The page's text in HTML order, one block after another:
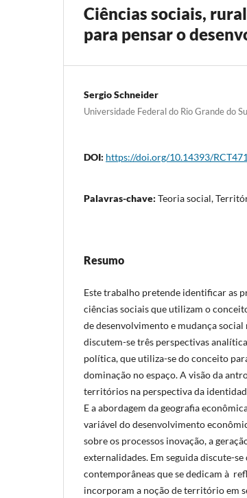
Ciências sociais,
para pensar o
Sergio Schneider
Universidade Federal do Rio Grande do
DOI: https://doi.org/10.14393/
Palavras-chave: Teoria social,
Resumo
Este trabalho pretende identificar as
ciências sociais que utilizam o
de desenvolvimento e mudança
discutem-se três perspectivas
política, que utiliza-se do conceito
dominação no espaço. A visão da
territórios na perspectiva da
E a abordagem da geografia
variável do desenvolvimento
sobre os processos inovação, a
externalidades. Em seguida discute-
contemporâneas que se dedicam à
incorporam a noção de território em